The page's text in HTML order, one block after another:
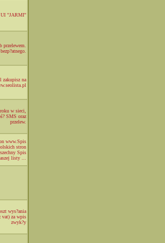
UI "JARMI"
zakupisz na
w sieci,
SMS oraz
przelew.
www.Spis
stron
Spis
listy ...
wys?ania
vat) za wpis
zwyk?y